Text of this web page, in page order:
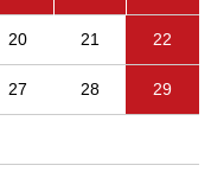
20 21 22
27 28 29